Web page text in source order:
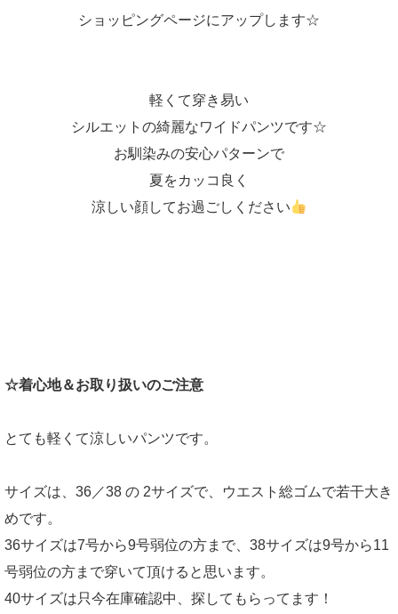
ショッピングページにアップします☆
軽くて穿き易い
シルエットの綺麗なワイドパンツです☆
お馴染みの安心パターンで
夏をカッコ良く
涼しい顔してお過ごしください
☆着心地＆お取り扱いのご注意
とても軽くて涼しいパンツです。
サイズは、36／38 の 2サイズで、ウエスト総ゴムで若干大き
めです。
36サイズは7号から9号弱位の方まで、38サイズは9号から11
号弱位の方まで穿いて頂けると思います。
40サイズは只今在庫確認中、探してもらってます！